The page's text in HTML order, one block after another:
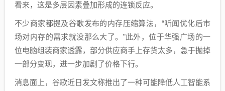
看来，这是多层因素叠加形成的连锁反应。
不少商家都提及谷歌发布的内存压缩算法，“听闻优化后市
场对内存的需求就没那么大了。”此外，位于华强广场的一
位电脑组装商家透露，部分供应商手上存货太多，急于抛掉
一部分变现，进一步加剧了价格下行。
消息面上，谷歌近日发文称推出了一种可能降低人工智能系